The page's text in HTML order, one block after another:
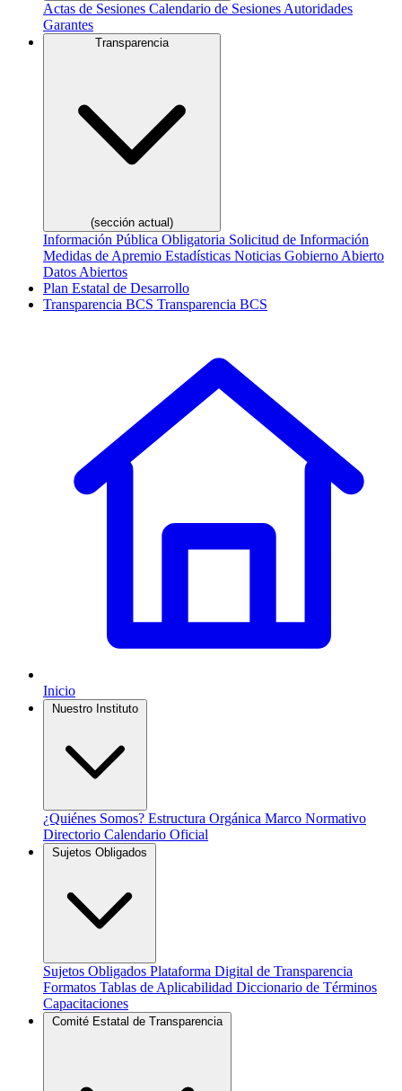
Actas de Sesiones Calendario de Sesiones Autoridades
Garantes
Transparencia
(sección actual)
Información Pública Obligatoria Solicitud de Información
Medidas de Apremio Estadísticas Noticias Gobierno Abierto
Datos Abiertos
Plan Estatal de Desarrollo
Transparencia BCS Transparencia BCS
Inicio
Nuestro Instituto
¿Quiénes Somos? Estructura Orgánica Marco Normativo
Directorio Calendario Oficial
Sujetos Obligados
Sujetos Obligados Plataforma Digital de Transparencia
Formatos Tablas de Aplicabilidad Diccionario de Términos
Capacitaciones
Comité Estatal de Transparencia